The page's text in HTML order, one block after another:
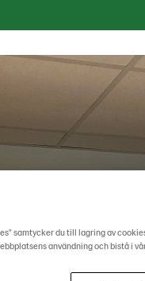
samtycker du till lagring av
användning och bistå i